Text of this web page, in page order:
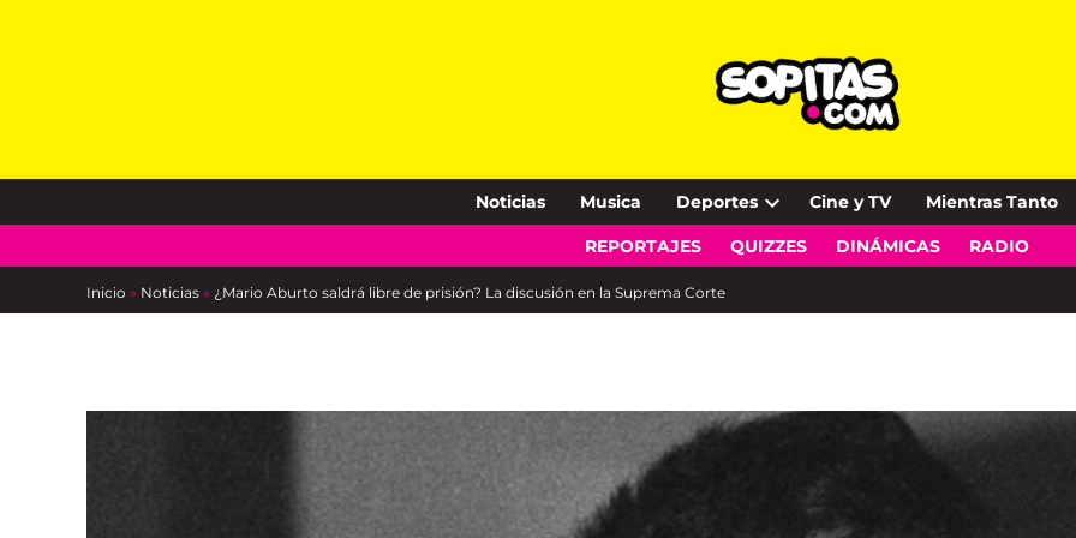
Noticias Musica Deportes
Open
dropdown
Cine y TV Mientras Tanto
REPORTAJES QUIZZES DINÁMICAS RADIO
Inicio » Noticias » ¿Mario Aburto saldrá libre de prisión? La discusión en la Suprema Corte